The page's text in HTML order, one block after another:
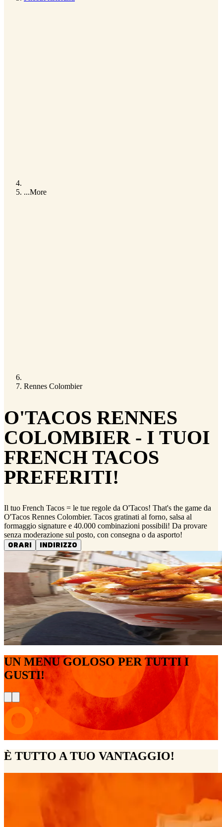
...More
Rennes Colombier
O'TACOS RENNES
COLOMBIER - I TUOI
FRENCH TACOS
PREFERITI!
Il tuo French Tacos = le tue regole da O'Tacos! That's the game da
O'Tacos Rennes Colombier. Tacos gratinati al forno, salsa al
formaggio signature e 40.000 combinazioni possibili! Da provare
senza moderazione sul posto, con consegna o da asporto!
ORARI
INDIRIZZO
UN MENU GOLOSO PER TUTTI I
GUSTI!
È TUTTO A TUO VANTAGGIO!